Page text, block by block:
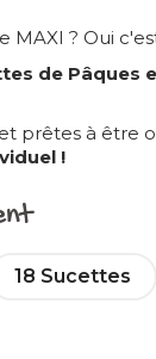
MAXI ? Oui
de Pâques
et prêtes à être
!
18 Sucettes